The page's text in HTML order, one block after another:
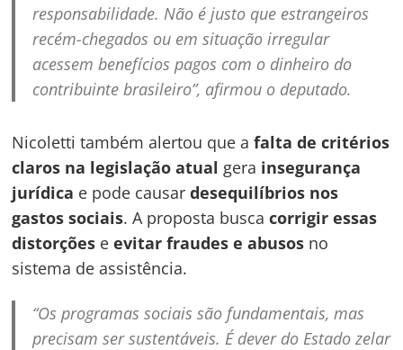
responsabilidade. Não é justo que estrangeiros
recém-chegados ou em situação irregular
acessem benefícios pagos com o dinheiro do
contribuinte brasileiro”, afirmou o deputado.
Nicoletti também alertou que afalta de critérios
claros na legislação atual gera insegurança
jurídica e pode causardesequilíbrios nos
gastos sociais. A proposta buscacorrigir essas
distorções eevitar fraudes e abusos no
sistema de assistência.
“Os programas sociais são fundamentais, mas
precisam ser sustentáveis. É dever do Estado zelar
Navegação
Post